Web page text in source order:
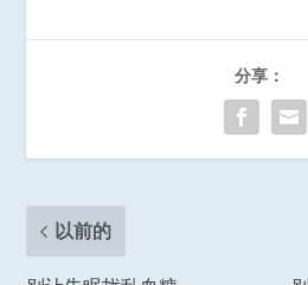
分享：
以前的